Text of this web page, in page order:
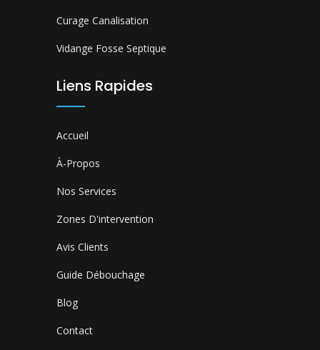
Curage Canalisation
Vidange Fosse Septique
Liens Rapides
Accueil
À-Propos
Nos Services
Zones D'intervention
Avis Clients
Guide Débouchage
Blog
Contact